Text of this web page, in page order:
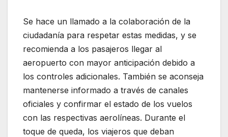
Se hace un llamado a la colaboración de la
ciudadanía para respetar estas medidas, y se
recomienda a los pasajeros llegar al
aeropuerto con mayor anticipación debido a
los controles adicionales. También se aconseja
mantenerse informado a través de canales
oficiales y confirmar el estado de los vuelos
con las respectivas aerolíneas. Durante el
toque de queda, los viajeros que deban